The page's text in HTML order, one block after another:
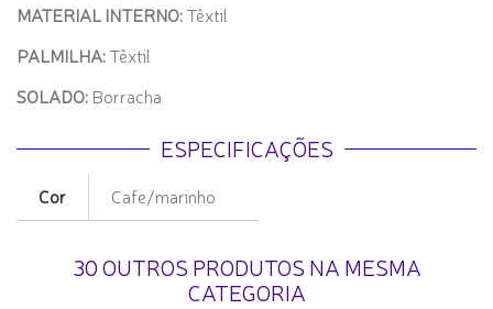
MATERIAL INTERNO:Têxtil
PALMILHA:Têxtil
SOLADO: Borracha
ESPECIFICAÇÕES
Cor Cafe/marinho
30 OUTROS PRODUTOS NA MESMA
CATEGORIA